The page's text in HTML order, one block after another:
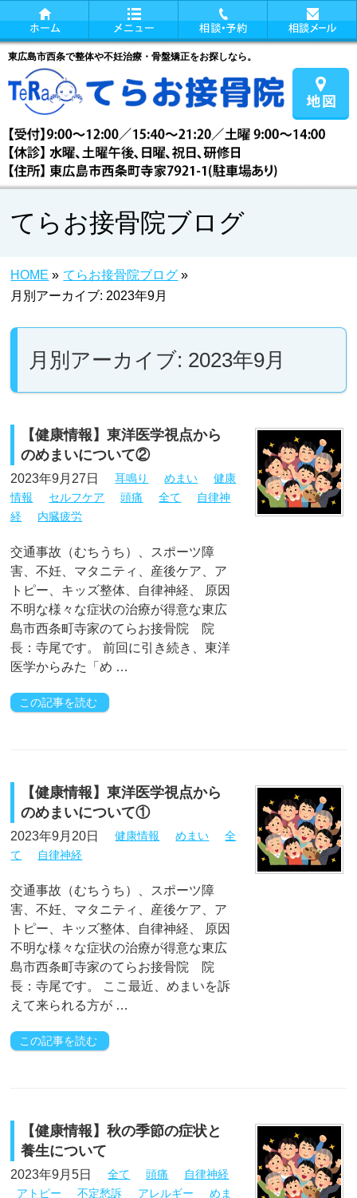
東広島市西条で整体や不妊治療・骨盤矯正をお探しなら。
てらお接骨院ブログ
HOME » てらお接骨院ブログ »
月別アーカイブ: 2023年9月
月別アーカイブ: 2023年9月
【健康情報】東洋医学視点から
のめまいについて②
2023年9月27日 耳鳴り めまい
健康
情報
セルフケア 頭痛 全て
自律神
経
内臓疲労
交通事故（むちうち）、スポーツ障
害、不妊、マタニティ、産後ケア、ア
トピー、キッズ整体、自律神経、 原因
不明な様々な症状の治療が得意な東広
島市西条町寺家のてらお接骨院 院
長：寺尾です。 前回に引き続き、東洋
医学からみた「め …
この記事を読む
【健康情報】東洋医学視点から
のめまいについて①
2023年9月20日 健康情報 めまい
全
て
自律神経
交通事故（むちうち）、スポーツ障
害、不妊、マタニティ、産後ケア、ア
トピー、キッズ整体、自律神経、 原因
不明な様々な症状の治療が得意な東広
島市西条町寺家のてらお接骨院 院
長：寺尾です。 ここ最近、めまいを訴
えて来られる方が …
この記事を読む
【健康情報】秋の季節の症状と
養生について
2023年9月5日 全て 頭痛
自律神経
アトピー
不定愁訴 アレルギー
めま